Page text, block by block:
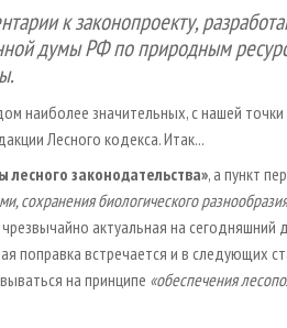
к законопроекту,
думы РФ по природным
наиболее значительных, с нашей
Лесного кодекса. Итак...
лесного законодательства», а пункт
сохранения биологического
актуальная на сегодняшний
поправка встречается и в следующих
на принципе «обеспечения